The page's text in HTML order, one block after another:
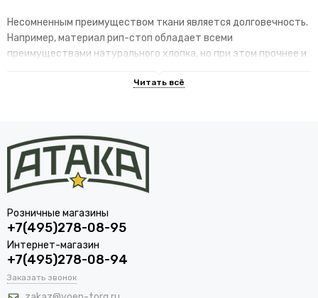
Несомненным преимуществом ткани является долговечность.
Например, материал рип-стоп обладает всеми
преимуществами натурального хлопка, но при этом прочнее и
структура полукомбинезона подразумевает наличие
Преимущества армейских
полукомбинезонов
Современные изделия имеют множество преимуществ перед
обычными брюками похожего образца:
отличная защита от ветра, низких температур и воды;
высокая износоустойчивость;
минимальный вес;
Розничные магазины
+7(495)278-08-95
Интернет-магазин
+7(495)278-08-94
Заказать звонок